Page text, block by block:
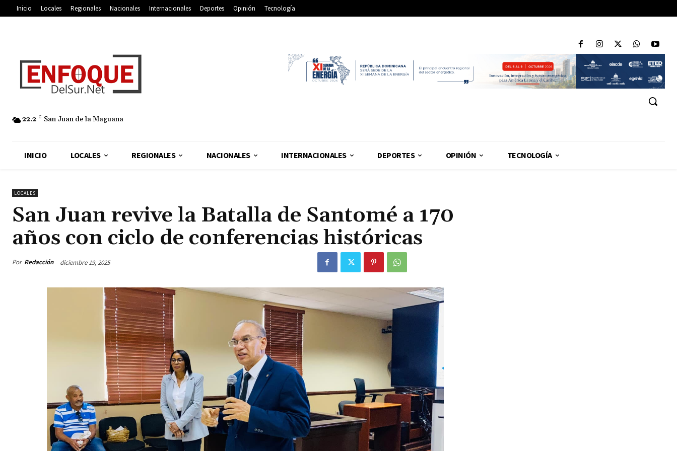
Inicio Locales Regionales Nacionales Internacionales Deportes Opinión Tecnología
22.2 C San Juan de la Maguana
INICIO LOCALES REGIONALES NACIONALES INTERNACIONALES DEPORTES OPINIÓN TECNOLOGÍA
LOCALES
San Juan revive la Batalla de Santomé a 170
años con ciclo de conferencias históricas
Por Redacción diciembre 19, 2025